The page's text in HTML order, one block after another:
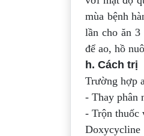
mùa bệnh
lần cho ăn
để ao, hồ
h. Cách trị
Trường hợp
- Thay phân
- Trộn thuốc
Doxycycline